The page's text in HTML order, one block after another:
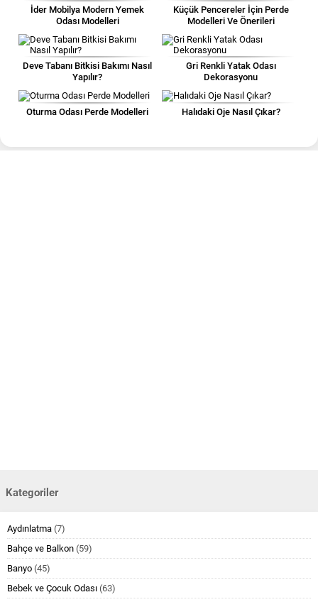
İder Mobilya Modern Yemek
Odası Modelleri
Küçük Pencereler İçin Perde
Modelleri Ve Önerileri
Deve Tabanı Bitkisi Bakımı Nasıl
Yapılır?
Gri Renkli Yatak Odası
Dekorasyonu
Oturma Odası Perde Modelleri Halıdaki Oje Nasıl Çıkar?
Kategoriler
Aydınlatma (7)
Bahçe ve Balkon (59)
Banyo (45)
Bebek ve Çocuk Odası (63)